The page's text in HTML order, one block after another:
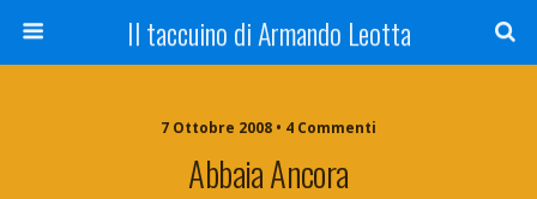
Il taccuino di Armando Leotta
7 Ottobre 2008 • 4 Commenti
Abbaia Ancora